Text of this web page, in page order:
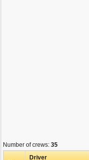
Number of crews: 35
Driver